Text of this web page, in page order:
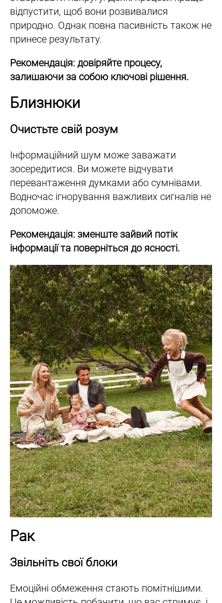
відпустити, щоб вони розвивалися
природно. Однак повна пасивність також не
принесе результату.
Рекомендація: довіряйте процесу,
залишаючи за собою ключові рішення.
Близнюки
Очистьте свій розум
Інформаційний шум може заважати
зосередитися. Ви можете відчувати
перевантаження думками або сумнівами.
Водночас ігнорування важливих сигналів не
допоможе.
Рекомендація: зменште зайвий потік
інформації та поверніться до ясності.
Рак
Звільніть свої блоки
Емоційні обмеження стають помітнішими.